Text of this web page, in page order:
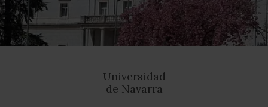
Universidad
de Navarra